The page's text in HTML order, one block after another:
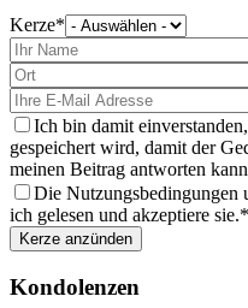
Kerze
wählen
Sie
aus
Ich bin damit
gespeichert wird, damit der
meinen Beitrag antworten
Die Nutzungsbedingungen
ich gelesen und akzeptiere sie.
Kondolenzen